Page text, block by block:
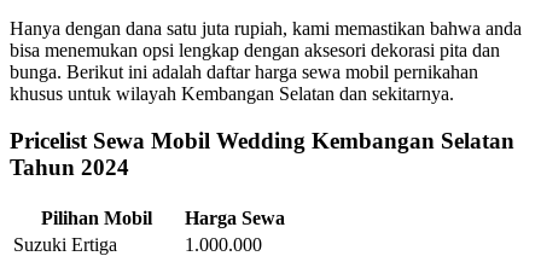
Hanya dengan dana satu juta rupiah, kami memastikan bahwa anda
bisa menemukan opsi lengkap dengan aksesori dekorasi pita dan
bunga. Berikut ini adalah daftar harga sewa mobil pernikahan
khusus untuk wilayah Kembangan Selatan dan sekitarnya.
Pricelist Sewa Mobil Wedding Kembangan Selatan
Tahun 2024
Pilihan Mobil
Harga Sewa
Suzuki Ertiga
1.000.000